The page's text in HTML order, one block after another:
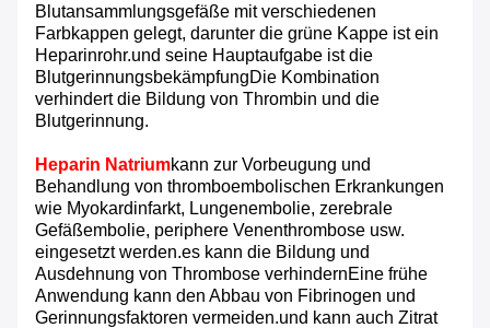
Blutansammlungsgefäße mit verschiedenen
Farbkappen gelegt, darunter die grüne Kappe ist ein
Heparinrohr.und seine Hauptaufgabe ist die
BlutgerinnungsbekämpfungDie Kombination
verhindert die Bildung von Thrombin und die
Blutgerinnung.
Heparin Natriumkann zur Vorbeugung und
Behandlung von thromboembolischen Erkrankungen
wie Myokardinfarkt, Lungenembolie, zerebrale
Gefäßembolie, periphere Venenthrombose usw.
eingesetzt werden.es kann die Bildung und
Ausdehnung von Thrombose verhindernEine frühe
Anwendung kann den Abbau von Fibrinogen und
Gerinnungsfaktoren vermeiden.und kann auch Zitrat